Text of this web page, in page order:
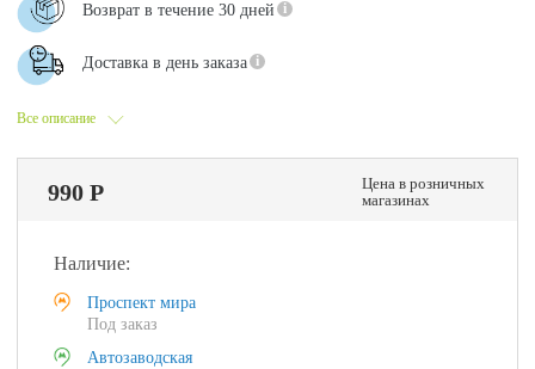
Все описание
Возврат в течение 30 дней
Доставка в день заказа
990 Р
Цена в розничных
магазинах
Наличие:
Проспект мира
Под заказ
Автозаводская